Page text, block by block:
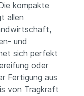
kompakte
allen
und
sich perfekt
oder
Fertigung aus
von Tragkraft